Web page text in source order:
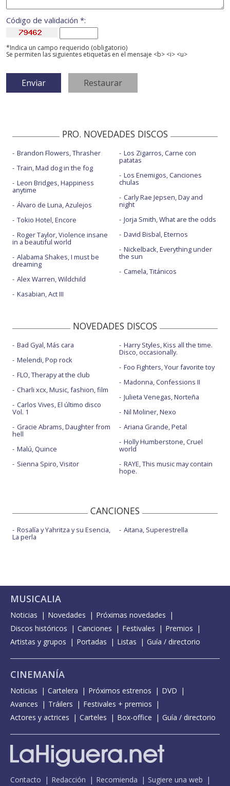
Código de validación *:
*Indica un campo requerido (obligatorio)
Se permiten las siguientes etiquetas en el mensaje <b> <i> <u>
PRO. NOVEDADES DISCOS
Brandon Flowers, Thrasher
Train, Mad dog in the fog
Leon Bridges, Happiness
anytime
Álvaro de Luna, Azulejos
Tokio Hotel, Encore
Roger Taylor, Violence insane
in a beautiful world
Alabama Shakes, I must be
dreaming
Alex Warren, Wildchild
Kasabian, Act III
Los Zigarros, Carne con
patatas
Los Enemigos, Canciones
chulas
Carly Rae Jepsen, Day and
night
Jorja Smith, What are the odds
David Bisbal, Eternos
Nickelback, Everything under
the sun
Camela, Titánicos
NOVEDADES DISCOS
Bad Gyal, Más cara
Melendi, Pop rock
FLO, Therapy at the club
Charli xcx, Music, fashion, film
Carlos Vives, El último disco
Vol. 1
Gracie Abrams, Daughter from
hell
Malú, Quince
Sienna Spiro, Visitor
Harry Styles, Kiss all the time.
Disco, occasionally.
Foo Fighters, Your favorite toy
Madonna, Confessions II
Julieta Venegas, Norteña
Nil Moliner, Nexo
Ariana Grande, Petal
Holly Humberstone, Cruel
world
RAYE, This music may contain
hope.
CANCIONES
Rosalía y Yahritza y su Esencia,
La perla
Aitana, Superestrella
MUSICALIA
Noticias Novedades
Próximas novedades
Discos históricos
Canciones Festivales
Premios
Artistas y grupos
Portadas Listas Guía / directorio
CINEMANÍA
Noticias Cartelera Próximos estrenos
DVD
Avances
Tráilers
Festivales + premios
Actores y actrices
Carteles Box-office Guía / directorio
Contacto Redacción Recomienda Sugiere una web